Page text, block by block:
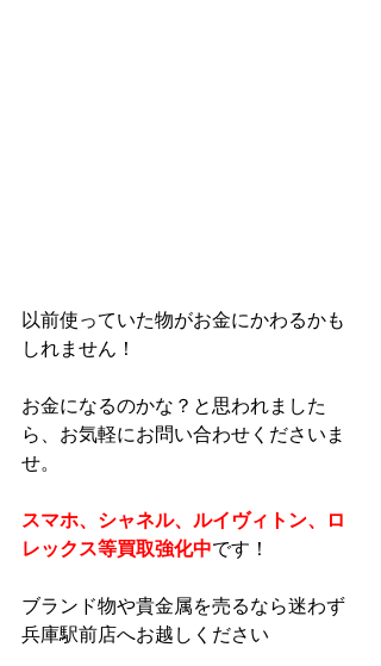
以前使っていた物がお金にかわるかも
しれません！
お金になるのかな？と思われました
ら、お気軽にお問い合わせくださいま
せ。
スマホ、シャネル、ルイヴィトン、ロ
レックス等買取強化中です！
ブランド物や貴金属を売るなら迷わず
兵庫駅前店へお越しください